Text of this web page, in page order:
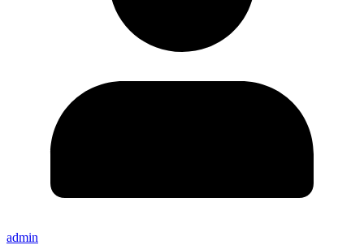
admin